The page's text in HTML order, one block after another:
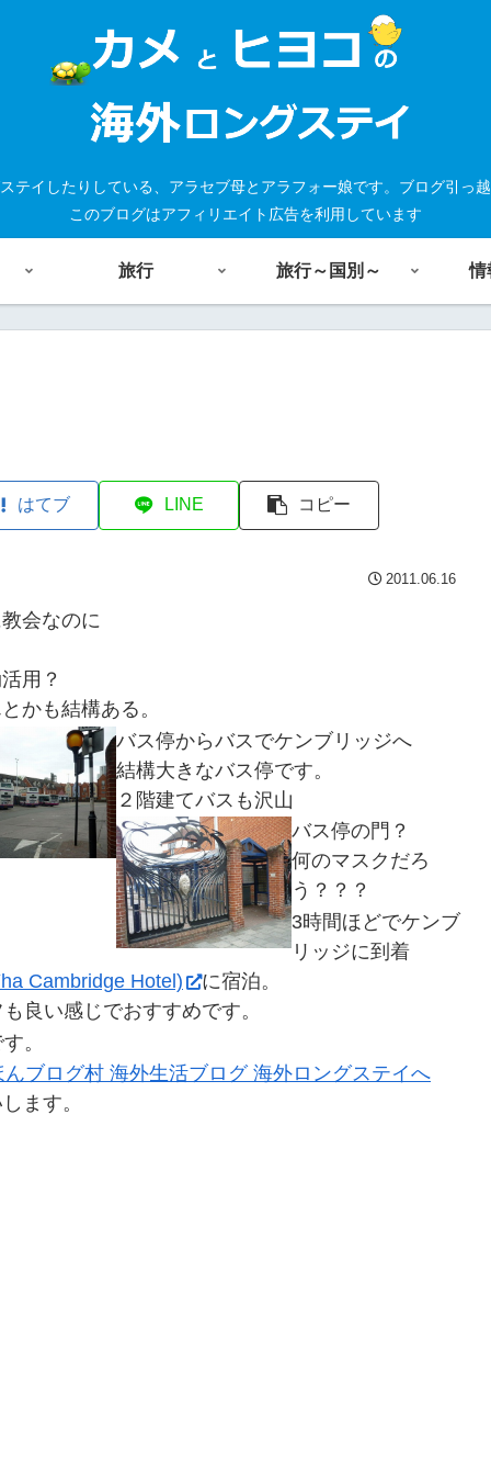
テイしたりしている、アラセブ母とアラフォー娘です。ブログ引っ越
このブログはアフィリエイト広告を利用しています
旅行 旅行～国別～ 情
はてブ LINE コピー
2011.06.16
会なのに
用？
かも結構ある。
バス停からバスでケンブリッジへ
結構大きなバス停です。
２階建てバスも沢山
バス停の門？
何のマスクだろ
う？？？
3時間ほどでケンブ
リッジに到着
Cambridge Hotel)
に宿泊。
良い感じでおすすめです。
。
ます。